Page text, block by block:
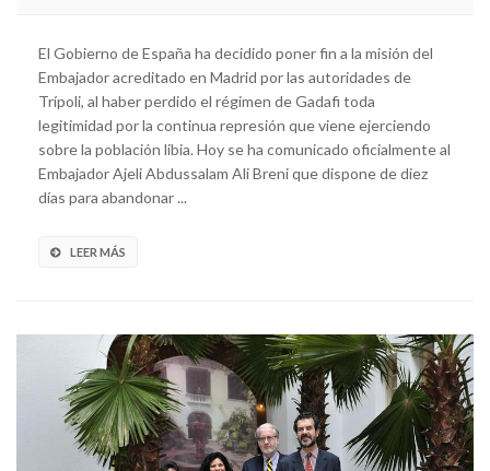
El Gobierno de España ha decidido poner fin a la misión del
Embajador acreditado en Madrid por las autoridades de
Trípoli, al haber perdido el régimen de Gadafi toda
legitimidad por la continua represión que viene ejerciendo
sobre la población libia. Hoy se ha comunicado oficialmente al
Embajador Ajeli Abdussalam Ali Breni que dispone de diez
días para abandonar ...
LEER MÁS